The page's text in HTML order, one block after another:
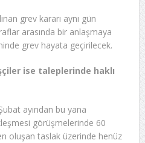
grev kararı aynı gün
arasında bir anlaşmaya
grev hayata geçirilecek.
ise taleplerinde haklı
ayından bu yana
görüşmelerinde 60
oluşan taslak üzerinde henüz